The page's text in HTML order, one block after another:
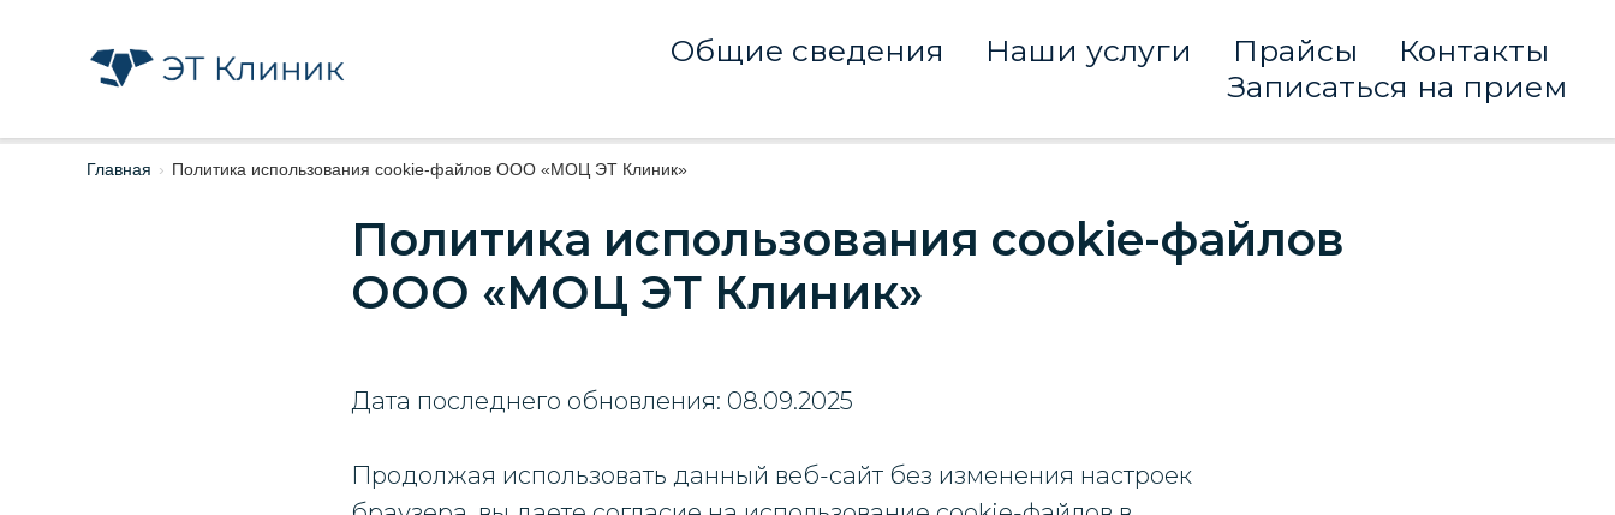
Общие сведения Наши услуги Прайсы
Контакты
Записаться на прием
Главная › Политика использования cookie-файлов ООО «МОЦ ЭТ Клиник»
Политика использования cookie-файлов
ООО «МОЦ ЭТ Клиник»
Дата последнего обновления: 08.09.2025
Продолжая использовать данный веб-сайт без изменения настроек